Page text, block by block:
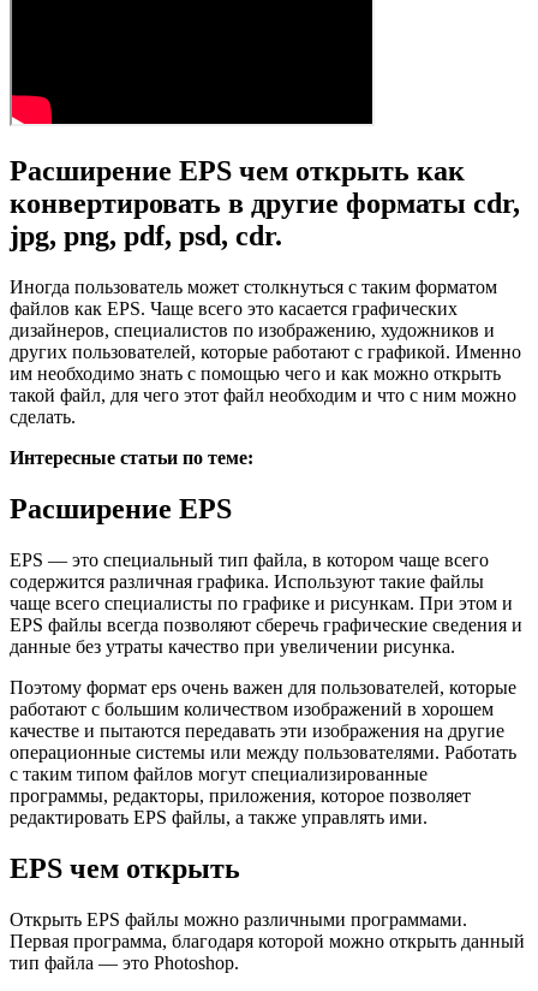
Расширение EPS чем открыть как
конвертировать в другие форматы cdr,
jpg, png, pdf, psd, cdr.
Иногда пользователь может столкнуться с таким форматом
файлов как EPS. Чаще всего это касается графических
дизайнеров, специалистов по изображению, художников и
других пользователей, которые работают с графикой. Именно
им необходимо знать с помощью чего и как можно открыть
такой файл, для чего этот файл необходим и что с ним можно
сделать.
Интересные статьи по теме:
Расширение EPS
EPS — это специальный тип файла, в котором чаще всего
содержится различная графика. Используют такие файлы
чаще всего специалисты по графике и рисункам. При этом и
EPS файлы всегда позволяют сберечь графические сведения и
данные без утраты качество при увеличении рисунка.
Поэтому формат eps очень важен для пользователей, которые
работают с большим количеством изображений в хорошем
качестве и пытаются передавать эти изображения на другие
операционные системы или между пользователями. Работать
с таким типом файлов могут специализированные
программы, редакторы, приложения, которое позволяет
редактировать EPS файлы, а также управлять ими.
EPS чем открыть
Открыть EPS файлы можно различными программами.
Первая программа, благодаря которой можно открыть данный
тип файла — это Photoshop.